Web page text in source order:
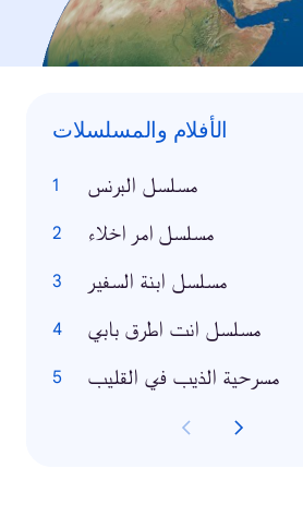
الأفلام والمسلسلات
مسلسل البرنس
مسلسل امر اخلاء
مسلسل ابنة السفير
مسلسل انت اطرق بابي
مسرحية الذيب في القليب